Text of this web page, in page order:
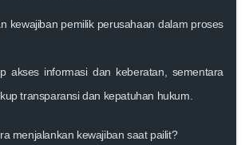
kewajiban pemilik perusahaan dalam proses
akses informasi dan keberatan, sementara
transparansi dan kepatuhan hukum.
menjalankan kewajiban saat pailit?